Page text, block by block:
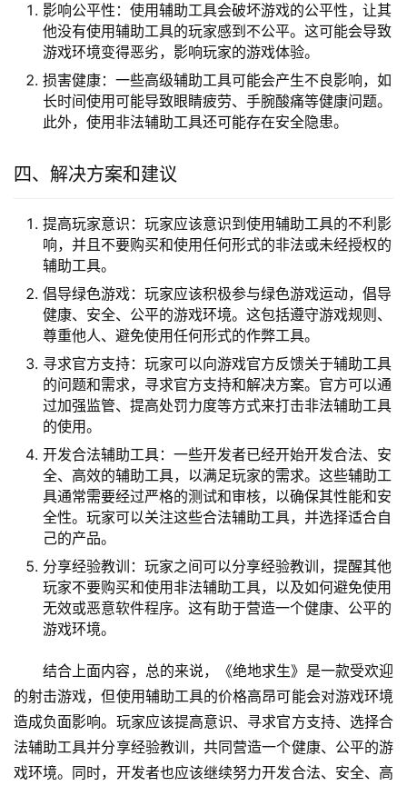
影响公平性：使用辅助工具会破坏游戏的公平性，让其
他没有使用辅助工具的玩家感到不公平。这可能会导致
游戏环境变得恶劣，影响玩家的游戏体验。
损害健康：一些高级辅助工具可能会产生不良影响，如
长时间使用可能导致眼睛疲劳、手腕酸痛等健康问题。
此外，使用非法辅助工具还可能存在安全隐患。
四、解决方案和建议
提高玩家意识：玩家应该意识到使用辅助工具的不利影
响，并且不要购买和使用任何形式的非法或未经授权的
辅助工具。
倡导绿色游戏：玩家应该积极参与绿色游戏运动，倡导
健康、安全、公平的游戏环境。这包括遵守游戏规则、
尊重他人、避免使用任何形式的作弊工具。
寻求官方支持：玩家可以向游戏官方反馈关于辅助工具
的问题和需求，寻求官方支持和解决方案。官方可以通
过加强监管、提高处罚力度等方式来打击非法辅助工具
的使用。
开发合法辅助工具：一些开发者已经开始开发合法、安
全、高效的辅助工具，以满足玩家的需求。这些辅助工
具通常需要经过严格的测试和审核，以确保其性能和安
全性。玩家可以关注这些合法辅助工具，并选择适合自
己的产品。
分享经验教训：玩家之间可以分享经验教训，提醒其他
玩家不要购买和使用非法辅助工具，以及如何避免使用
无效或恶意软件程序。这有助于营造一个健康、公平的
游戏环境。
结合上面内容，总的来说，《绝地求生》是一款受欢迎
的射击游戏，但使用辅助工具的价格高昂可能会对游戏环境
造成负面影响。玩家应该提高意识、寻求官方支持、选择合
法辅助工具并分享经验教训，共同营造一个健康、公平的游
戏环境。同时，开发者也应该继续努力开发合法、安全、高